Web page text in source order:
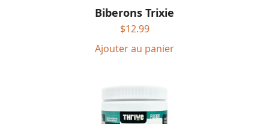
Biberons Trixie
$12.99
Ajouter au panier